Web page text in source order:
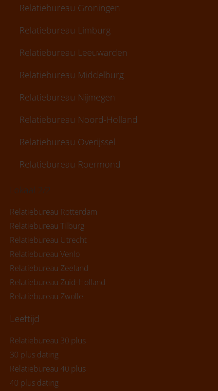
Relatiebureau Groningen
Relatiebureau Limburg
Relatiebureau Leeuwarden
Relatiebureau Middelburg
Relatiebureau Nijmegen
Relatiebureau Noord-Holland
Relatiebureau Overijssel
Relatiebureau Roermond
Lokaal 2/2
Relatiebureau Rotterdam
Relatiebureau Tilburg
Relatiebureau Utrecht
Relatiebureau Venlo
Relatiebureau Zeeland
Relatiebureau Zuid-Holland
Relatiebureau Zwolle
Leeftijd
Relatiebureau 30 plus
30 plus dating
Relatiebureau 40 plus
40 plus dating